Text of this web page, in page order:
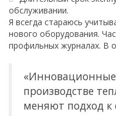
обслуживании.
Я всегда стараюсь
нового оборудования.
профильных журналах. В
«Инновационные
производстве
меняют подход к